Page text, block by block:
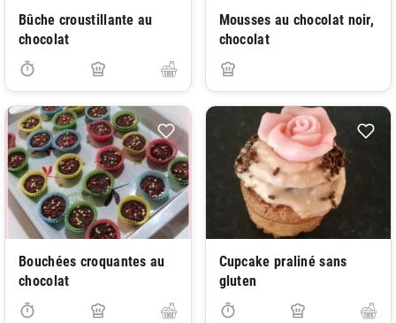
Bûche croustillante au
chocolat
Mousses au chocolat noir,
chocolat
Bouchées croquantes au
chocolat
Cupcake praliné sans
gluten